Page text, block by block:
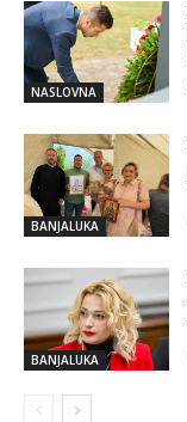
NASLOVNA
BANJALUKA
BANJALUKA